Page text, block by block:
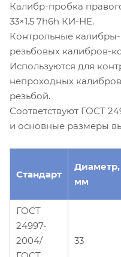
Калибр-пробка
33×1.5 7h6h КИ-НЕ.
Контрольные
резьбовых калибров-
Используются для
непроходных
резьбой.
Соответствуют ГОСТ
и основные размеры
Стандарт
Диаметр,
мм
ГОСТ
24997-
2004/
33